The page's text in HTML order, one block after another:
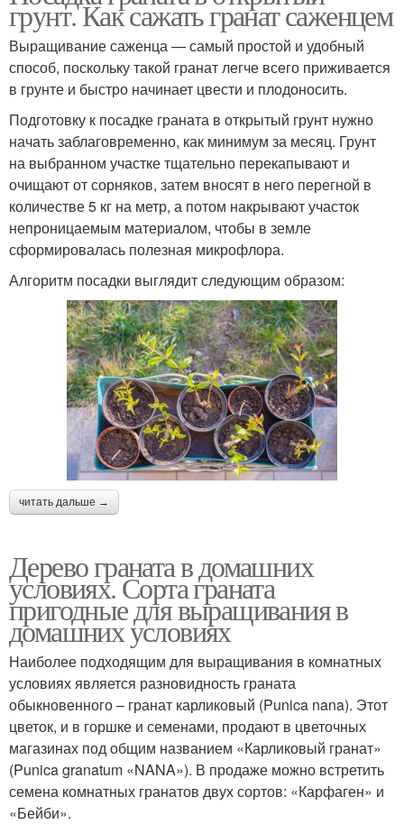
грунт. Как сажать гранат саженцем
Выращивание саженца — самый простой и удобный
способ, поскольку такой гранат легче всего приживается
в грунте и быстро начинает цвести и плодоносить.
Подготовку к посадке граната в открытый грунт нужно
начать заблаговременно, как минимум за месяц. Грунт
на выбранном участке тщательно перекапывают и
очищают от сорняков, затем вносят в него перегной в
количестве 5 кг на метр, а потом накрывают участок
непроницаемым материалом, чтобы в земле
сформировалась полезная микрофлора.
Алгоритм посадки выглядит следующим образом:
читать дальше →
Дерево граната в домашних
условиях. Сорта граната
пригодные для выращивания в
домашних условиях
Наиболее подходящим для выращивания в комнатных
условиях является разновидность граната
обыкновенного – гранат карликовый (Punica nana). Этот
цветок, и в горшке и семенами, продают в цветочных
магазинах под общим названием «Карликовый гранат»
(Punica granatum «NANA»). В продаже можно встретить
семена комнатных гранатов двух сортов: «Карфаген» и
«Бейби».